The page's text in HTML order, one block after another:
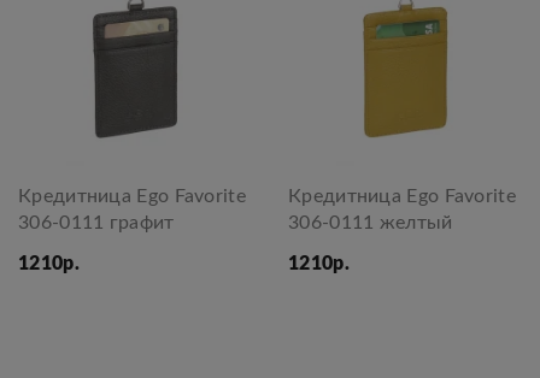
Кредитница Ego Favorite
306-0111 графит
1210р.
Кредитница Ego Favorite
306-0111 желтый
1210р.